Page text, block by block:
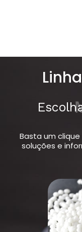
Escolha
Basta um
soluções e